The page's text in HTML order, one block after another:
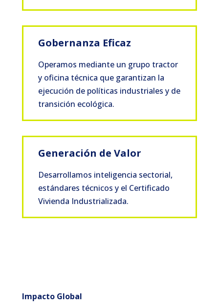
Gobernanza Eficaz
Operamos mediante un grupo tractor
y oficina técnica que garantizan la
ejecución de políticas industriales y de
transición ecológica.
Generación de Valor
Desarrollamos inteligencia sectorial,
estándares técnicos y el Certificado
Vivienda Industrializada.
Impacto Global